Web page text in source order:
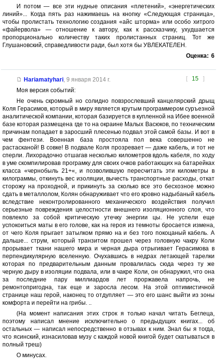
И потом — все эти нудные описания «плетений», «энергетических
линий»... Когда пять раз нажимаешь на кнопку «Следующая страница»,
чтобы пролистать технологию создания «айс шторма» или особо хитрого
«файервола» — отношение к автору, как к рассказчику, ухудшается
пропорционально количеству таких пролистанных страниц. Тот же
Глушановский, справедливости ради, был хотя бы УВЛЕКАТЕЛЕН.
Оценка: 6
[ 15 ]
Hariamatyhari, 9 января 2014 г.
Моя версия событий:
Не очень скромный но солидно повзрослевший канцелярский дрыщ
Коля Герасимов, который в миру является крутым программером суръезной
аналитической компании, которая базируется в купленной на Ибее военной
базе которая размещена где то на окраине Малых Васюков, по техническим
причинам попадает в заросший плесенью подвал этой самой базы. И вот в
чем фентези. Военная база простояла пол века совершенно не
растасканой! В совке! В подвале Коля прозревает — даже кабель, и тот не
сперли. Лихорадочно отшагав несколько километров вдоль кабеля, по ходу
в уме скомпилировав програмку для своих очков работающих на батарейках
класса «чернобыль 21+«, и позволившую пересчитать эти километры в
килограммы, откинуть вес изоляции, вычесть транспортные расходы, откат
сторожу на проходной, и прикинуть за сколько все это бесхозное можно
сдать в металлолом, Колян обнаруживает что его кровно надыбаный кабель
вследствие неконтролированного механического воздействия получил
серьезные повреждения целостности внешнего изоляционного слоя, что
повлекло за собой критическую утечку энергии цы. Не успели еще
успокоиться маты в его голове, как на героя из темноты бросается измена,
от чего Коля прыгает затылком прямо на и без того покоцаный кабель. А
дальше... струм, который транзитом прошел через головную чакру Коли
прорывает ткани нашего мира и черная дыра отрыгивает Герасимова в
перпендикулярную вселенную. Очухавшись в недрах летающей тарелки
которая по предварительным данным провалилась сюда через ту же
черную дыру в изоляции подвала, или в чакре Коли, он обнаружил, что она
за последние пару миллиардов лет проржавела напрочь, не
ремонтопригодна, так еще и заросла лесом. На этой оптимистичной
странице наш герой, наконец то отдупляет — это его шанс выйти из зоны
комфорта и перейти на грибы. ..
(На момент написания этих строк я только начал читать Беглеца,
поэтому написал мнение исключительно о предыдущих книгах... об
остальных — написал непосредственно в отзывах к ним. Знал бы я тогда,
что ясинский, изнасиловав музу с каждой новой книгой будет скатываться в
полный треш)
О минусах.